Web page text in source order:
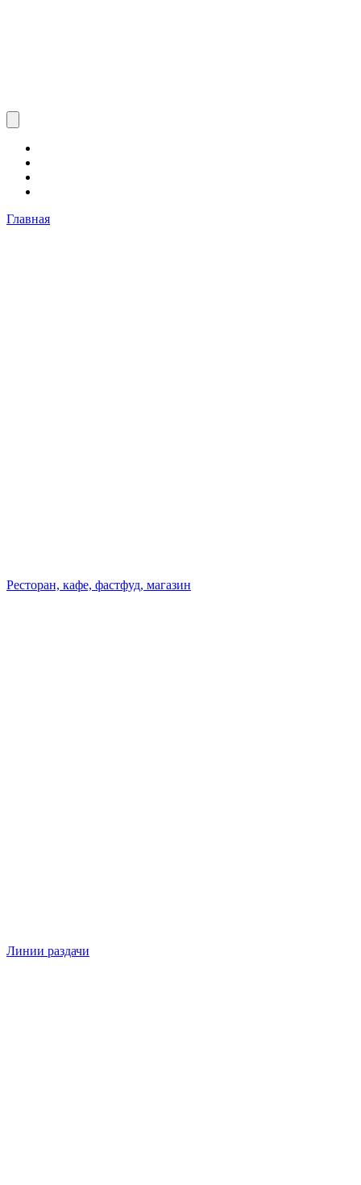
Главная
Ресторан, кафе, фастфуд, магазин
Линии раздачи